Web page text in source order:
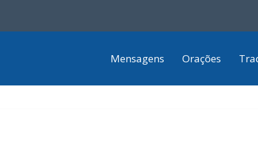
Mensagens Orações